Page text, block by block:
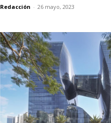
Redacción - 26 mayo, 2023